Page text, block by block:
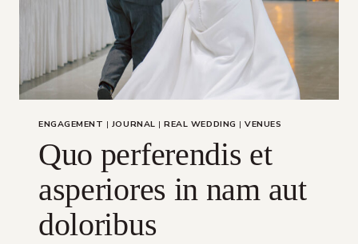
ENGAGEMENT | JOURNAL |REAL WEDDING |VENUES
Quo perferendis et
asperiores in nam aut
doloribus